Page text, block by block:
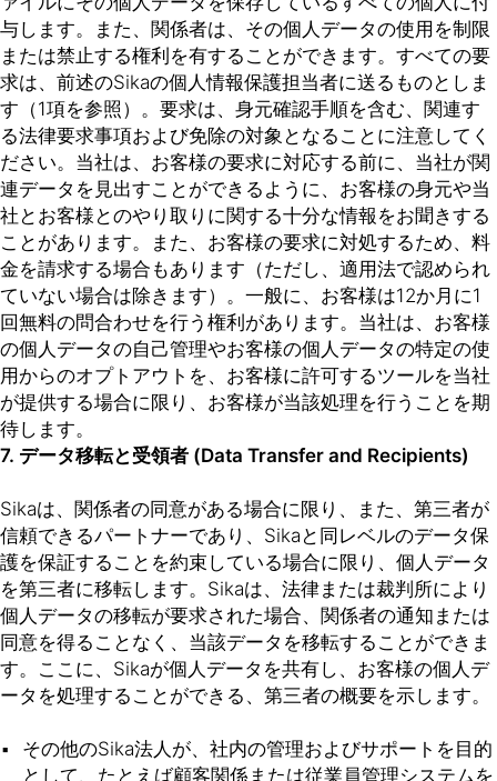
与します。また、関係者は、その個人データの使用を制限
または禁止する権利を有することができます。すべての要
求は、前述のSikaの個人情報保護担当者に送るものとしま
す（1項を参照）。要求は、身元確認手順を含む、関連す
る法律要求事項および免除の対象となることに注意してく
ださい。当社は、お客様の要求に対応する前に、当社が関
連データを見出すことができるように、お客様の身元や当
社とお客様とのやり取りに関する十分な情報をお聞きする
ことがあります。また、お客様の要求に対処するため、料
金を請求する場合もあります（ただし、適用法で認められ
ていない場合は除きます）。一般に、お客様は12か月に1
回無料の問合わせを行う権利があります。当社は、お客様
の個人データの自己管理やお客様の個人データの特定の使
用からのオプトアウトを、お客様に許可するツールを当社
が提供する場合に限り、お客様が当該処理を行うことを期
待します。
7. データ移転と受領者 (Data Transfer and Recipients)
Sikaは、関係者の同意がある場合に限り、また、第三者が
信頼できるパートナーであり、Sikaと同レベルのデータ保
護を保証することを約束している場合に限り、個人データ
を第三者に移転します。Sikaは、法律または裁判所により
個人データの移転が要求された場合、関係者の通知または
同意を得ることなく、当該データを移転することができま
す。ここに、Sikaが個人データを共有し、お客様の個人デ
ータを処理することができる、第三者の概要を示します。
その他のSika法人が、社内の管理およびサポートを目的
として、たとえば顧客関係または従業員管理システムを